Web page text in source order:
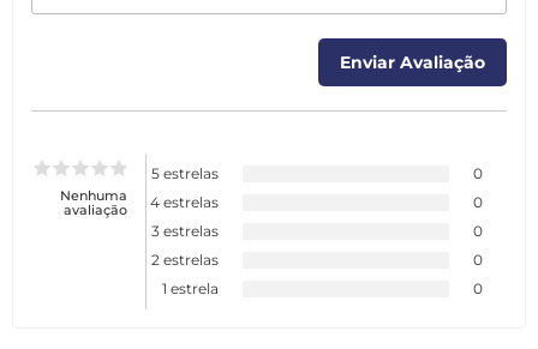
Nenhuma
avaliação
5 estrelas
0
4 estrelas
0
3 estrelas
0
2 estrelas
0
1 estrela
0